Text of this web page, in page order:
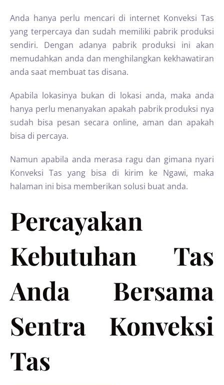
Anda hanya perlu mencari di internet Konveksi Tas
yang terpercaya dan sudah memiliki pabrik produksi
sendiri. Dengan adanya pabrik produksi ini akan
memudahkan anda dan menghilangkan kekhawatiran
anda saat membuat tas disana.
Apabila lokasinya bukan di lokasi anda, maka anda
hanya perlu menanyakan apakah pabrik produksi nya
sudah bisa pesan secara online, aman dan apakah
bisa di percaya.
Namun apabila anda merasa ragu dan gimana nyari
Konveksi Tas yang bisa di kirim ke Ngawi, maka
halaman ini bisa memberikan solusi buat anda.
Percayakan
Kebutuhan Tas
Anda Bersama
Sentra Konveksi
Tas